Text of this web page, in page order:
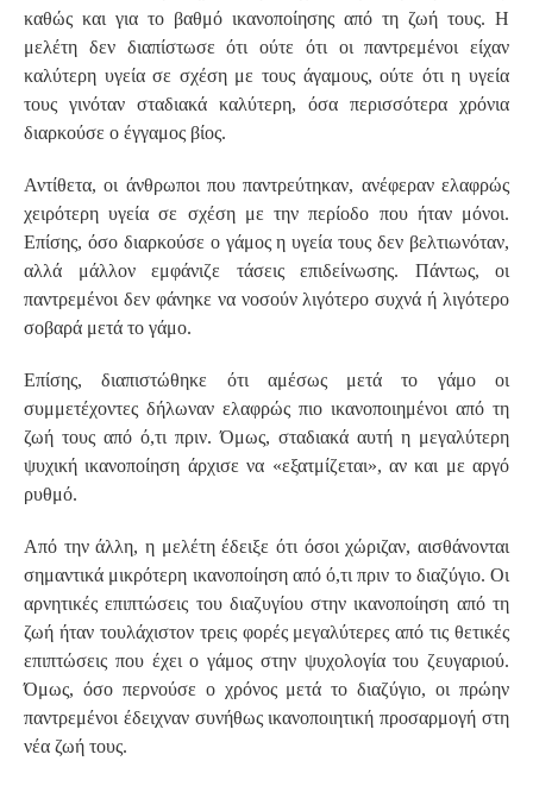
καθώς και για το βαθμό ικανοποίησης από τη ζωή τους. Η
μελέτη δεν διαπίστωσε ότι ούτε ότι οι παντρεμένοι είχαν
καλύτερη υγεία σε σχέση με τους άγαμους, ούτε ότι η υγεία
τους γινόταν σταδιακά καλύτερη, όσα περισσότερα χρόνια
διαρκούσε ο έγγαμος βίος.
Αντίθετα, οι άνθρωποι που παντρεύτηκαν, ανέφεραν ελαφρώς
χειρότερη υγεία σε σχέση με την περίοδο που ήταν μόνοι.
Επίσης, όσο διαρκούσε ο γάμος η υγεία τους δεν βελτιωνόταν,
αλλά μάλλον εμφάνιζε τάσεις επιδείνωσης. Πάντως, οι
παντρεμένοι δεν φάνηκε να νοσούν λιγότερο συχνά ή λιγότερο
σοβαρά μετά το γάμο.
Επίσης, διαπιστώθηκε ότι αμέσως μετά το γάμο οι
συμμετέχοντες δήλωναν ελαφρώς πιο ικανοποιημένοι από τη
ζωή τους από ό,τι πριν. Όμως, σταδιακά αυτή η μεγαλύτερη
ψυχική ικανοποίηση άρχισε να «εξατμίζεται», αν και με αργό
ρυθμό.
Από την άλλη, η μελέτη έδειξε ότι όσοι χώριζαν, αισθάνονται
σημαντικά μικρότερη ικανοποίηση από ό,τι πριν το διαζύγιο. Οι
αρνητικές επιπτώσεις του διαζυγίου στην ικανοποίηση από τη
ζωή ήταν τουλάχιστον τρεις φορές μεγαλύτερες από τις θετικές
επιπτώσεις που έχει ο γάμος στην ψυχολογία του ζευγαριού.
Όμως, όσο περνούσε ο χρόνος μετά το διαζύγιο, οι πρώην
παντρεμένοι έδειχναν συνήθως ικανοποιητική προσαρμογή στη
νέα ζωή τους.